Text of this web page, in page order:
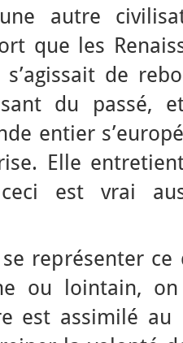
une autre
que les
s’agissait de
du passé,
entier
Elle
est vrai
représenter
ou lointain,
est assimilé